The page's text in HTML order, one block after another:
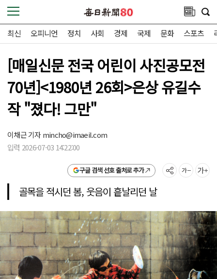
최신 오피니언 정치 사회 경제 국제 문화 스포츠
[매일신문 전국 어린이 사진공모전
70년]<1980년 26회>은상 유길수
작 "졌다! 그만"
이채근 기자mincho@imaeil.com
입력 2026-07-03 14:22:00
구글 검색 선호 출처로 추가
골목을 적시던 봄, 웃음이 흩날리던 날